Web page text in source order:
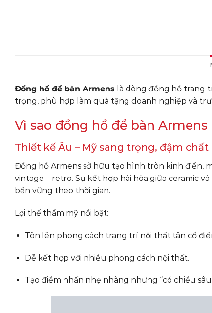
Đồng hồ để bàn Armens là dòng đồng hồ trang
trọng, phù hợp làm quà tặng doanh nghiệp và
Vì sao đồng hồ để bàn
Thiết kế Âu – Mỹ sang trọng, đậm
Đồng hồ Armens sở hữu tạo hình tròn kinh điển,
vintage – retro. Sự kết hợp hài hòa giữa ceramic
bền vững theo thời gian.
Lợi thế thẩm mỹ nổi bật:
Tôn lên phong cách trang trí nội thất tân cổ
Dễ kết hợp với nhiều phong cách nội thất.
Tạo điểm nhấn nhẹ nhàng nhưng “có chiều